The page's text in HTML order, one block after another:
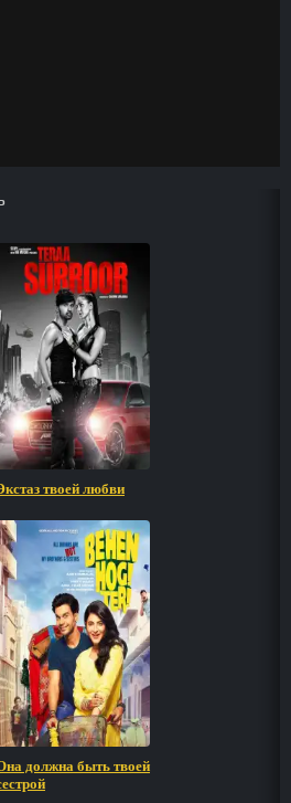
твоей любви
должна быть твоей